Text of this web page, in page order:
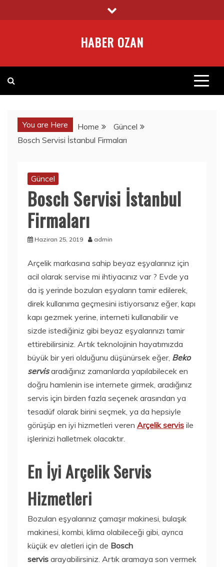
to
HABER OZAN
You are Here Home
Güncel
Bosch Servisi İstanbul Firmaları
Güncel
Bosch Servisi İstanbul
Firmaları
Haziran 25, 2019 admin
Arçelik markasına sahip beyaz eşyalarınız için
acil olarak servise mi ihtiyacınız var ? Evde ya
da iş yerinde bozulan eşyaların tamir edilerek,
direk kullanıma geçmesini istiyorsanız eğer, kapı
kapı gezmek yerine, interneti kullanabilir ve
sizde istediğiniz gibi beyaz eşyalarınızı tamir
ettirebilirsiniz. Artık teknolojinin hayatımızda
büyük bir yeri olduğunu düşünürsek eğer, Beko
servisaradığınız zamanlarda yapılabilecek en
doğru hamlenin ise internete girmek, aradığınız
servis için birden fazla seçenek arasından ya
tesadüf olarak birini seçmek, ya da hepsiyle
görüşüp en iyi hizmetleri veren Arçelik servis ile
işlerinizi halletmek olacaktır.
En İyi Arçelik Servis
Hizmetleri
Bozulan eşyalarınız çamaşır makinesi, bulaşık
makinesi, kombi, klima olabileceği gibi, ayrıca
küçük ev aletleri için de Bosch
servis arayabilirsiniz. Artık aramaya son vermek